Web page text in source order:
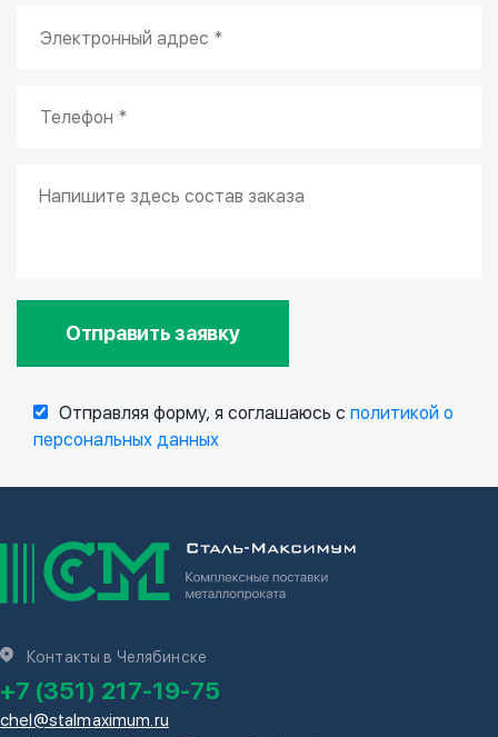
Отправить заявку
Отправляя форму, я соглашаюсь с политикой о
персональных данных
Контакты в Челябинске
+7 (351) 217-19-75
chel@stalmaximum.ru